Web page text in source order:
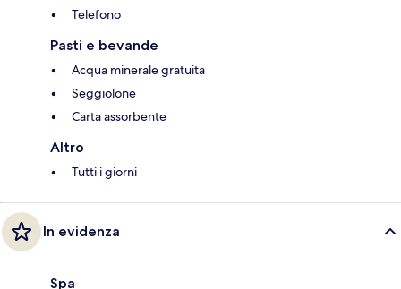
Telefono
Pasti e bevande
Acqua minerale gratuita
Seggiolone
Carta assorbente
Altro
Tutti i giorni
In evidenza
Spa